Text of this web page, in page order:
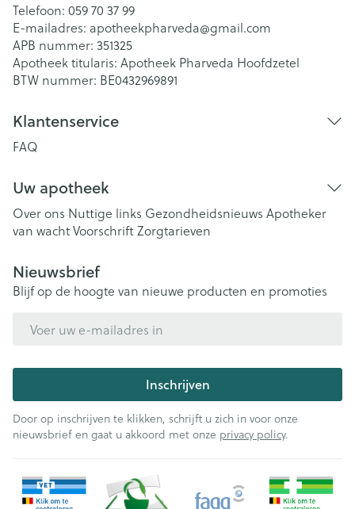
Telefoon: 059 70 37 99
E-mailadres: apotheekpharveda@gmail.com
APB nummer: 351325
Apotheek titularis: Apotheek Pharveda Hoofdzetel
BTW nummer: BE0432969891
Klantenservice
FAQ
Uw apotheek
Over ons Nuttige links Gezondheidsnieuws Apotheker
van wachtVoorschriftZorgtarieven
Nieuwsbrief
Blijf op de hoogte van nieuwe producten en promoties
Inschrijven
Door op inschrijven te klikken, schrijft u zich in voor onze
nieuwsbrief en gaat u akkoord met onze privacy policy.